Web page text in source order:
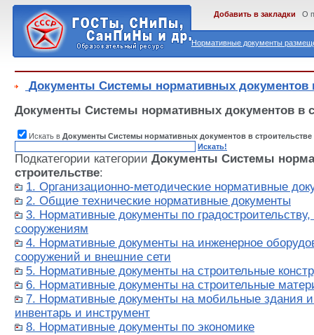
Нормативные документы
Добавить в закладки О
Документы Системы нормативных документов
Документы Системы нормативных документов в
Искать в Документы Системы нормативных документов в строительстве
Искать!
Подкатегории категории Документы Системы
строительстве:
1. Организационно-методические нормативные
2. Общие технические нормативные документы
3. Нормативные документы по
сооружениям
4. Нормативные документы на инженерное
сооружений и внешние сети
5. Нормативные документы на строительные
6. Нормативные документы на строительные
7. Нормативные документы на мобильные здания и
инвентарь и инструмент
8. Нормативные документы по экономике